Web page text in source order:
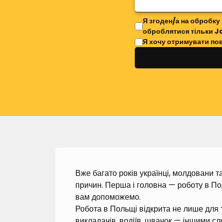
Я згоден/а на обробку
оброблятися тільки
Я хочу отримувати
Вже багато років українці, молдовани
причин. Перша і головна — роботу в
вам допоможемо.
Робота в Польщі відкрита не лише для